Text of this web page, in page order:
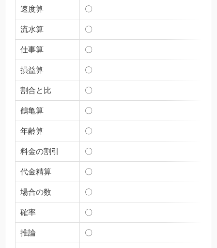
速度算 〇
流水算 〇
仕事算 〇
損益算 〇
割合と比 〇
鶴亀算 〇
年齢算 〇
料金の割引 〇
代金精算 〇
場合の数 〇
確率 〇
推論 〇